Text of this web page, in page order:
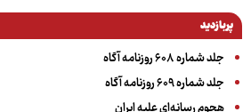
پربازدید
جلد شماره ۶۰۸ روزنامه آگاه
جلد شماره ۶۰۹ روزنامه آگاه